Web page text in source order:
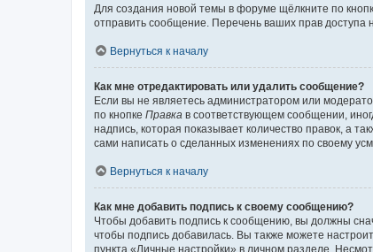
Для создания новой темы в форуме щёлкните по
отправить сообщение. Перечень ваших прав
Вернуться к началу
Как мне отредактировать или удалить сообщение?
Если вы не являетесь администратором или
по кнопке Правка в соответствующем сообщении,
надпись, которая показывает количество правок, а
сами написать о сделанных изменениях по своему
Вернуться к началу
Как мне добавить подпись к своему сообщению?
Чтобы добавить подпись к сообщению, вы должны
чтобы подпись добавилась. Вы также можете
пункта «Личные настройки» в личном разделе.